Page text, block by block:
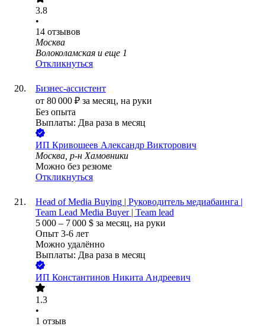
3.8
•
14 отзывов
Москва
Волоколамская и еще 1
Откликнуться
Бизнес-ассистент
от 80 000 ₽ за месяц, на руки
Без опыта
Выплаты: Два раза в месяц
ИП Кривошеев Александр Викторович
Москва, р-н Хамовники
Можно без резюме
Откликнуться
Head of Media Buying | Руководитель медиабаинга |
Team Lead Media Buyer | Team lead
5 000 – 7 000 $ за месяц, на руки
Опыт 3-6 лет
Можно удалённо
Выплаты: Два раза в месяц
ИП Константинов Никита Андреевич
1.3
•
1 отзыв